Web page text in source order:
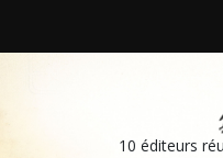
10 éditeurs